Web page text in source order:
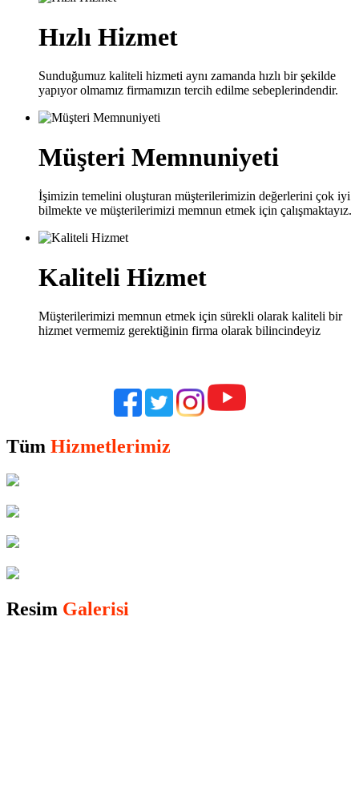
Hızlı Hizmet
Sunduğumuz kaliteli hizmeti aynı zamanda hızlı bir şekilde
yapıyor olmamız firmamızın tercih edilme sebeplerindendir.
Müşteri Memnuniyeti
İşimizin temelini oluşturan müşterilerimizin değerlerini çok iyi
bilmekte ve müşterilerimizi memnun etmek için çalışmaktayız.
Kaliteli Hizmet
Müşterilerimizi memnun etmek için sürekli olarak kaliteli bir
hizmet vermemiz gerektiğinin firma olarak bilincindeyiz
Tüm Hizmetlerimiz
Resim Galerisi